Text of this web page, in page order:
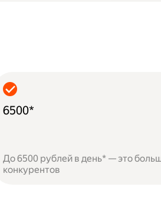
6500*
До 6500 рублей в день* — это
конкурентов